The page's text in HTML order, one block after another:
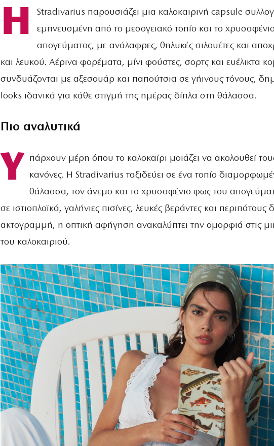
Η
Stradivarius παρουσιάζει μια καλοκαιρινή capsule
εμπνευσμένη από το μεσογειακό τοπίο και το
απογεύματος, με ανάλαφρες, θηλυκές σιλουέτες και
και λευκού. Αέρινα φορέματα, μίνι φούστες, σορτς και ευέλικτα
συνδυάζονται με αξεσουάρ και παπούτσια σε γήινους τόνους,
looks ιδανικά για κάθε στιγμή της ημέρας δίπλα στη θάλασσα.
Πιο αναλυτικά
Υ
πάρχουν μέρη όπου το καλοκαίρι μοιάζει να ακολουθεί
κανόνες. Η Stradivarius ταξιδεύει σε ένα τοπίο
θάλασσα, τον άνεμο και το χρυσαφένιο φως του
σε ιστιοπλοϊκά, γαλήνιες πισίνες, λευκές βεράντες και περιπάτους
ακτογραμμή, η οπτική αφήγηση ανακαλύπτει την ομορφιά στις
του καλοκαιριού.